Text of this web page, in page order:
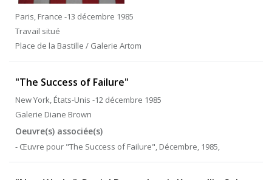
Paris, France -13 décembre 1985
Travail situé
Place de la Bastille / Galerie Artom
"The Success of Failure"
New York, États-Unis -12 décembre 1985
Galerie Diane Brown
Oeuvre(s) associée(s)
- Œuvre pour "The Success of Failure", Décembre, 1985,